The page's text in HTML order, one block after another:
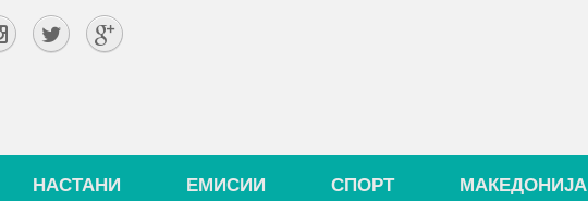
НАСТАНИ ЕМИСИИ СПОРТ МАКЕДОНИЈА